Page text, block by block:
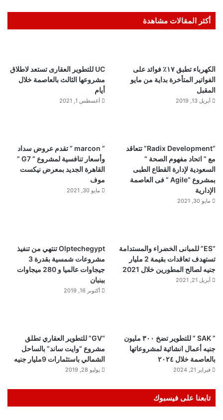
أكثر المقالات مشاهدة
الكهرباء تطبق ١٧٪ فوائد على
الفواتير المتأخرة بداية من مايو
المقبل
أبريل 13, 2019
UC للتطوير العقارى تستعد لاطلاق
مشروعها الثالث بالعاصمة خلال
أيام
أغسطس 1, 2021
“Radix Development” تتعاقد
مع ” اتحاد مفهوم الصحة ”
السعودية لإدارة القطاع الطبى
بمشروع “Agile ” فى العاصمة
الإدارية
مايو 30, 2021
” marcon ” تقدم عروض سداد
وأسعار تنافسية لمشروع ” G7 ”
القاهرة الجديد بمعرض نيكست
موف
مايو 30, 2021
“ES” للمبانى الخضراء والمستدامة
تستهدف تعاقدات بقيمة 2 مليار
جنيه لصالح المطورين خلال 2021
أبريل 21, 2021
Olptechegypt تنتهي من تنفيذ
مشروعات شمسية بقدرة 3
جيجاوات عالميا و 280 ميجاوات
ببنبان
أكتوبر 16, 2019
” SAK ” للتطوير تضخ ٣٠٠ مليون
جنيه أعمال انشائية لمشروعاتها
بالعاصمة خلال ٢٠٢٤
فبراير 21, 2024
“GV” للتطوير العقاري تطلق
مشروع “وايت ساند” بالساحل
الشمالي باستثمارات 9مليار جنيه
يوليو 28, 2019
تابعنا على فيسبوك